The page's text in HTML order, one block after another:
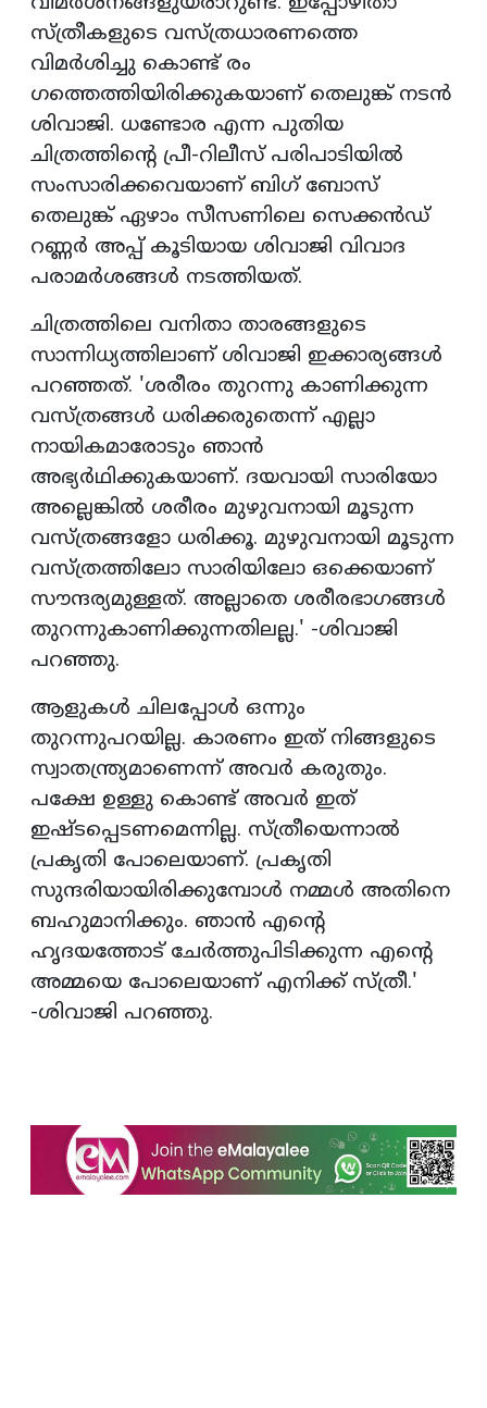
സ്ത്രീകളുടെ വസ്ത്രധാരണത്തെ
വിമർശിച്ചു കൊണ്ട് രം​
ഗത്തെത്തിയിരിക്കുകയാണ് തെലുങ്ക് നടൻ
ശിവാജി. ധണ്ടോര എന്ന പുതിയ
ചിത്രത്തിന്റെ പ്രീ-റിലീസ് പരിപാടിയിൽ
സംസാരിക്കവെയാണ് ബിഗ് ബോസ്
തെലുങ്ക് ഏഴാം സീസണിലെ സെക്കൻഡ്
റണ്ണർ അപ്പ് കൂടിയായ ശിവാജി വിവാദ
പരാമർശങ്ങൾ നടത്തിയത്.
ചിത്രത്തിലെ വനിതാ താരങ്ങളുടെ
സാന്നിധ്യത്തിലാണ് ശിവാജി ഇക്കാര്യങ്ങൾ
പറഞ്ഞത്. 'ശരീരം തുറന്നു കാണിക്കുന്ന
വസ്ത്രങ്ങൾ ധരിക്കരുതെന്ന് എല്ലാ
നായികമാരോടും ഞാൻ
അഭ്യർഥിക്കുകയാണ്. ദയവായി സാരിയോ
അല്ലെങ്കിൽ ശരീരം മുഴുവനായി മൂടുന്ന
വസ്ത്രങ്ങളോ ധരിക്കൂ. മുഴുവനായി മൂടുന്ന
വസ്ത്രത്തിലോ സാരിയിലോ ഒക്കെയാണ്
സൗന്ദര്യമുള്ളത്. അല്ലാതെ ശരീരഭാഗങ്ങൾ
തുറന്നുകാണിക്കുന്നതിലല്ല.' -ശിവാജി
പറഞ്ഞു.
ആളുകൾ ചിലപ്പോൾ ഒന്നും
തുറന്നുപറയില്ല. കാരണം ഇത് നിങ്ങളുടെ
സ്വാതന്ത്ര്യമാണെന്ന് അവർ കരുതും.
പക്ഷേ ഉള്ളു കൊണ്ട് അവർ ഇത്
ഇഷ്ടപ്പെടണമെന്നില്ല. സ്ത്രീയെന്നാൽ
പ്രകൃതി പോലെയാണ്. പ്രകൃതി
സുന്ദരിയായിരിക്കുമ്പോൾ നമ്മൾ അതിനെ
ബഹുമാനിക്കും. ഞാൻ എന്റെ
ഹൃദയത്തോട് ചേർത്തുപിടിക്കുന്ന എന്റെ
അമ്മയെ പോലെയാണ് എനിക്ക് സ്ത്രീ.'
-ശിവാജി പറഞ്ഞു.